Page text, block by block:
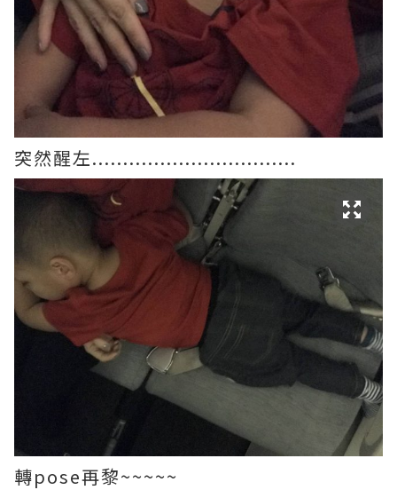
突然醒左.................................
轉pose再黎~~~~~